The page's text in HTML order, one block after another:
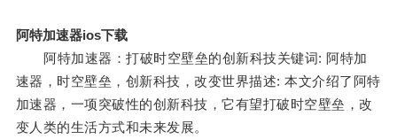
阿特加速器ios下载
阿特加速器：打破时空壁垒的创新科技关键词: 阿特加
速器，时空壁垒，创新科技，改变世界描述: 本文介绍了阿特
加速器，一项突破性的创新科技，它有望打破时空壁垒，改
变人类的生活方式和未来发展。